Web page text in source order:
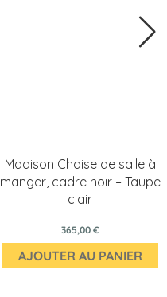
Madison Chaise de salle à
manger, cadre noir – Taupe
clair
365,00 €
AJOUTER AU PANIER